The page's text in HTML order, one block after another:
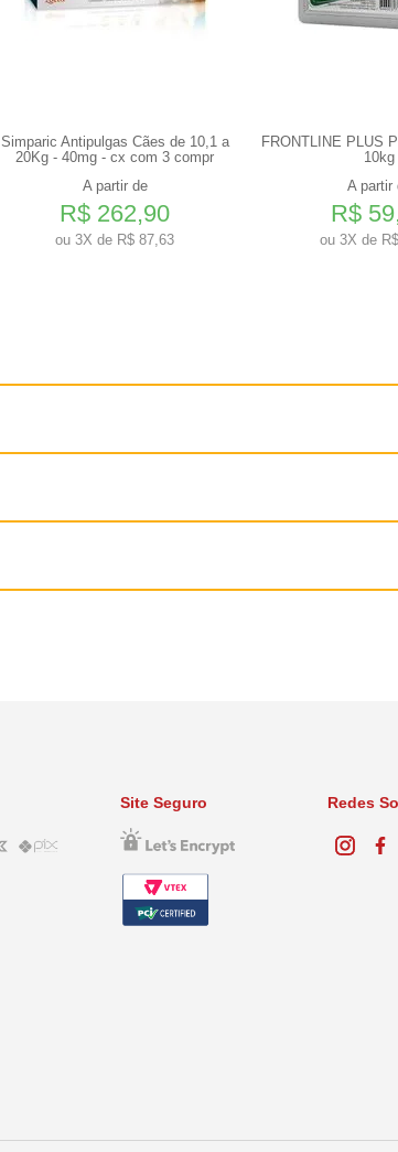
Simparic Antipulgas Cães de 10,1 a
20Kg - 40mg - cx com 3 compr
A partir de
R$ 262,90
ou 3X de R$ 87,63
FRONTLINE PLUS
10kg
A partir
R$
ou 3X de
Site Seguro Redes